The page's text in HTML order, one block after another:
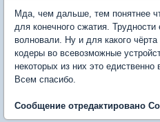
Мда, чем дальше, тем понятнее
для конечного сжатия. Трудности
волновали. Ну и для какого
кодеры во всевозможные
некоторых из них это
Всем спасибо.
Сообщение отредактировано